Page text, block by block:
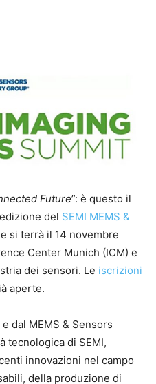
Future”: è questo il
del SEMI MEMS &
si terrà il 14 novembre
Center Munich (ICM) e
dei sensori. Le iscrizioni
aperte.
dal MEMS & Sensors
tecnologica di SEMI,
innovazioni nel campo
della produzione di